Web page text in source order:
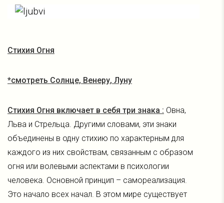
Стихия Огня
*смотреть Солнце, Венеру, Луну
Стихия Огня включает в себя три знака : Овна,
Льва и Стрельца. Другими словами, эти знаки
объединены в одну стихию по характерным для
каждого из них свойствам, связанным с образом
огня или волевыми аспектами в психологии
человека. Основной принцип – самореализация.
Это начало всех начал. В этом мире существует